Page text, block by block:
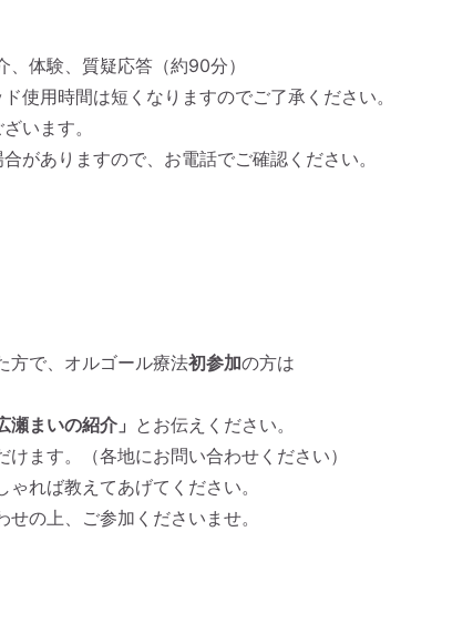
体験、質疑応答（約90分）
用時間は短くなりますのでご了承ください。
います。
ありますので、お電話でご確認ください。
で、オルゴール療法初参加の方は
まいの紹介」 とお伝えください。
ます。（各地にお問い合わせください）
れば教えてあげてください。
の上、ご参加くださいませ。